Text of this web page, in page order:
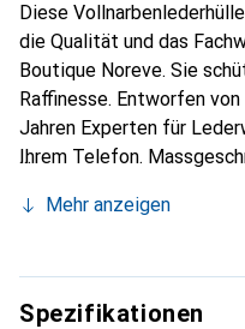
Diese
die Qualität und das
Boutique Noreve. Sie
Raffinesse. Entworfen
Jahren Experten für
Ihrem Telefon.
und integralen Accessoire
Noreve eine sichere Wahl
Kundschaft.
Mehr anzeigen
Spezifikationen